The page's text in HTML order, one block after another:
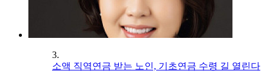
3.
소액 직역연금 받는 노인, 기초연금 수령 길 열린다